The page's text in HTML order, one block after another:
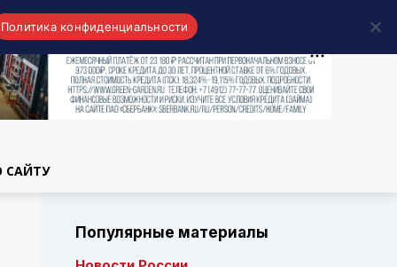
САЙТУ
Популярные материалы
Политика конфиденциальности